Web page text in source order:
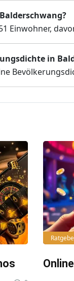
Einwohner,
in